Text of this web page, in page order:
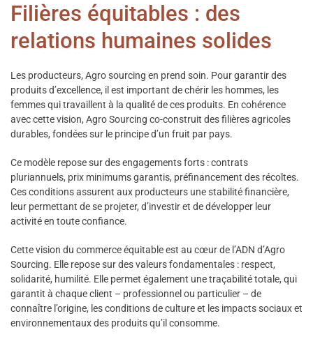
Filières équitables : des
relations humaines solides
Les producteurs, Agro sourcing en prend soin. Pour garantir des
produits d’excellence, il est important de chérir les hommes, les
femmes qui travaillent à la qualité de ces produits. En cohérence
avec cette vision, Agro Sourcing co-construit des filières agricoles
durables, fondées sur le principe d’un fruit par pays.
Ce modèle repose sur des engagements forts : contrats
pluriannuels, prix minimums garantis, préfinancement des récoltes.
Ces conditions assurent aux producteurs une stabilité financière,
leur permettant de se projeter, d’investir et de développer leur
activité en toute confiance.
Cette vision du commerce équitable est au cœur de l’ADN d’Agro
Sourcing. Elle repose sur des valeurs fondamentales : respect,
solidarité, humilité. Elle permet également une traçabilité totale, qui
garantit à chaque client – professionnel ou particulier – de
connaître l’origine, les conditions de culture et les impacts sociaux et
environnementaux des produits qu’il consomme.